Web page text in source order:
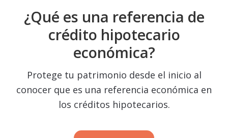
¿Qué es una referencia de
crédito hipotecario
económica?
Protege tu patrimonio desde el inicio al
conocer que es una referencia económica en
los créditos hipotecarios.